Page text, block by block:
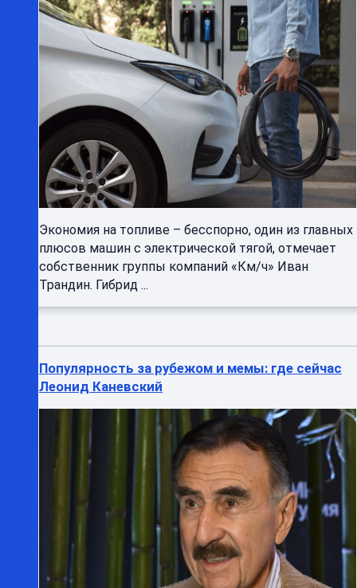
Экономия на топливе – бесспорно, один из главных
плюсов машин с электрической тягой, отмечает
собственник группы компаний «Км/ч» Иван
Трандин. Гибрид ...
Популярность за рубежом и мемы: где сейчас
Леонид Каневский